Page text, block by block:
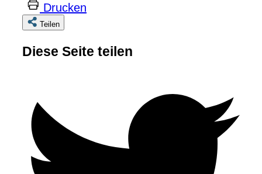
Drucken
Teilen
Diese Seite teilen